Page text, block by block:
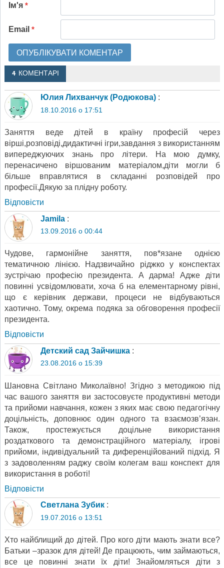
Ім'я *
Email *
4 КОМЕНТАРІ
Юлия Лихванчук (Родюкова) :
18.10.2016 о 17:51
Заняття веде дітей в країну професій через
вірші,розповіді,дидактичні ігри,завдання з використанням
випереджуючих знань про літери. На мою думку,
перенасичено віршованим матеріалом,діти могли б
більше вправлятися в складанні розповідей про
професії.Дякую за плідну роботу.
Відповіcти
Jamila :
13.09.2016 о 00:44
Чудове, гармонійне заняття, пов*язане однією
тематичною лінією. Надзвичайно ріджко у конспектах
зустрічаю професію президента. А дарма! Адже діти
повинні усвідомлювати, хоча б на елементарному рівні,
що є керівник держави, процеси не відбуваються
хаотично. Тому, окрема подяка за обговорення професії
президента.
Відповіcти
Детский сад Зайчишка :
23.08.2016 о 15:39
Шановна Світлано Миколаївно! Згідно з методикою під
час вашого заняття ви застосовуєте продуктивні методи
та прийоми навчання, кожен з яких має свою педагогічну
доцільність, доповнює один одного та взаємозв’язан.
Також, простежується доцільне використання
роздаткового та демонстраційного матеріалу, ігрові
прийоми, індивідуальний та диференційований підхід. Я
з задоволенням раджу своїм колегам ваш конспект для
використання в роботі!
Відповіcти
Светлана Зубик :
19.07.2016 о 13:51
Хто найблищий до дітей. Про кого діти мають знати все?
Батьки –зразок для дітей! Де працюють, чим займаються,
все це повинні знати їх діти! Знайомляться діти з